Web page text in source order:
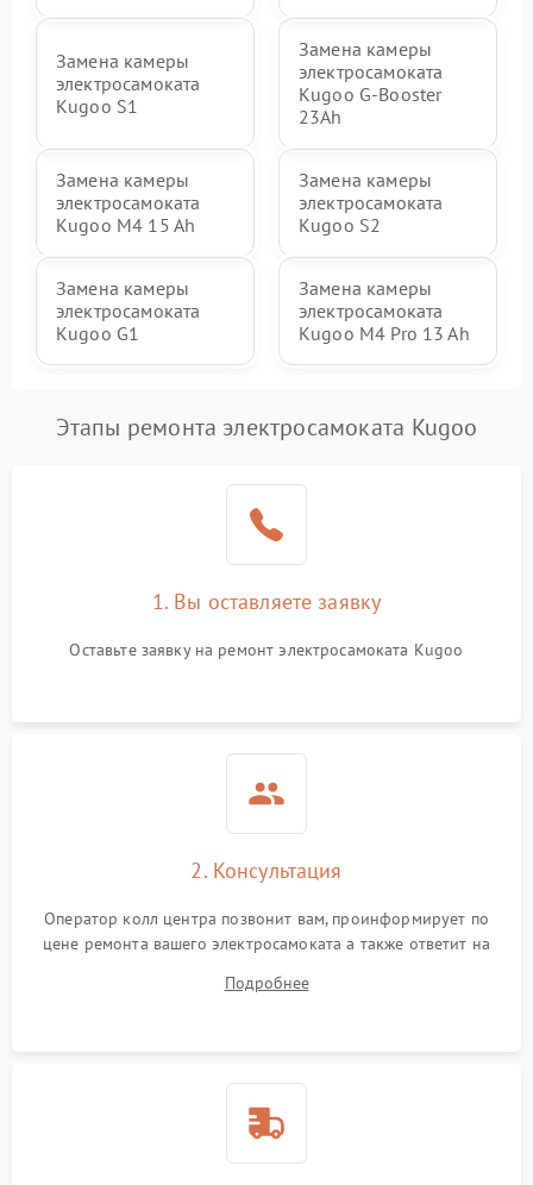
Замена камеры
электросамоката
Kugoo S1
Замена камеры
электросамоката
Kugoo G-Booster
23Ah
Замена камеры
электросамоката
Kugoo M4 15 Ah
Замена камеры
электросамоката
Kugoo S2
Замена камеры
электросамоката
Kugoo G1
Замена камеры
электросамоката
Kugoo M4 Pro 13 Ah
Этапы ремонта электросамоката Kugoo
1. Вы оставляете заявку
Оставьте заявку на ремонт электросамоката Kugoo
2. Консультация
Оператор колл центра позвонит вам, проинформирует по
цене ремонта вашего электросамоката а также ответит на
Подробнее